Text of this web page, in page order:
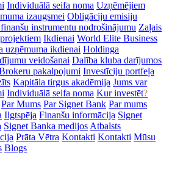
Individuālā seifa noma Uzņēmējiem
izaugsmei Obligāciju emisiju
instrumentu nodrošinājumu Zaļais
Ikdienai World Elite Business
uzņēmuma ikdienai Holdinga
veidošanai Dalība kluba darījumos
pakalpojumi Investīciju portfeļa
Kapitāla tirgus akadēmija Jums var
Individuālā seifa noma Kur investēt?
Par Mums Par Signet Bank Par mums
Ilgtspēja Finanšu informācija Signet
Signet Banka medijos Atbalsts
Prāta Vētra Kontakti Kontakti Mūsu
Blogs